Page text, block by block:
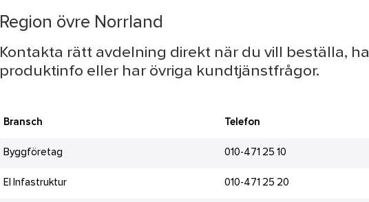
Region övre Norrland
Kontakta rätt avdelning direkt när du vill beställa, ha
produktinfo eller har övriga kundtjänstfrågor.
Bransch Telefon
Byggföretag 010-471 25 10
El Infastruktur 010-471 25 20